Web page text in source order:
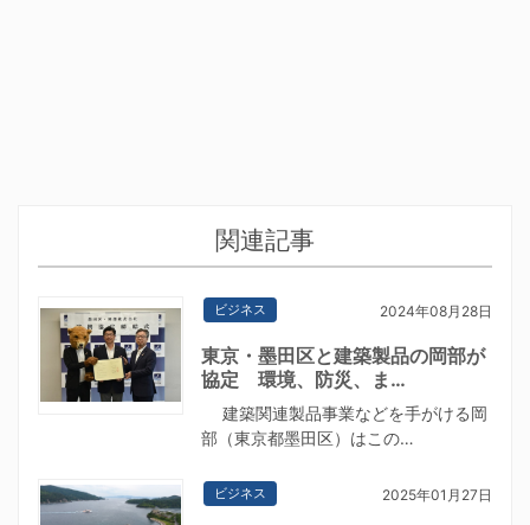
関連記事
ビジネス 2024年08月28日
東京・墨田区と建築製品の岡部が
協定 環境、防災、ま…
建築関連製品事業などを手がける岡
部（東京都墨田区）はこの…
ビジネス 2025年01月27日